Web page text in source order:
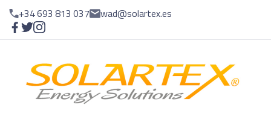
+34 693 813 037 wad@solartex.es